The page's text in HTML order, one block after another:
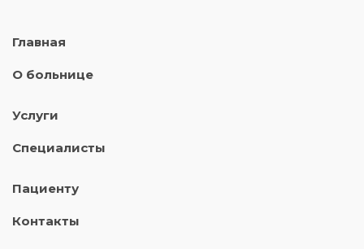
Главная
О больнице
Услуги
Специалисты
Пациенту
Контакты